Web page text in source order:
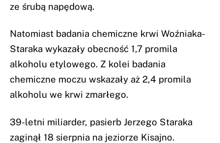
ze śrubą napędową.
Natomiast badania chemiczne krwi Woźniaka-
Staraka wykazały obecność 1,7 promila
alkoholu etylowego. Z kolei badania
chemiczne moczu wskazały aż 2,4 promila
alkoholu we krwi zmarłego.
39-letni miliarder, pasierb Jerzego Staraka
zaginął 18 sierpnia na jeziorze Kisajno.